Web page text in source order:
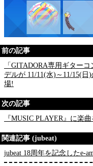
前の記事
「GITADORA専用ギター
デルが 11/11(水)～11/15(日
場!
次の記事
『MUSIC PLAYER』に楽曲
関連記事 (jubeat)
jubeat 18周年を記念したe-